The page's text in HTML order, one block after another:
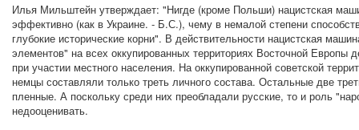
Илья Мильштейн утверждает: "Нигде (кроме Польши) нацистская
эффективно (как в Украине. - Б.С.), чему в немалой степени
глубокие исторические корни". В действительности нацистская
элементов" на всех оккупированных территориях Восточной Европы
при участии местного населения. На оккупированной советской
немцы составляли только треть личного состава. Остальные две
пленные. А поскольку среди них преобладали русские, то и роль
недооценивать.